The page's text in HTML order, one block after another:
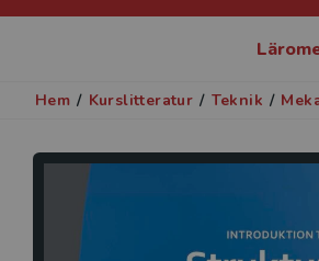
Hem / Kurslitteratur / Teknik /